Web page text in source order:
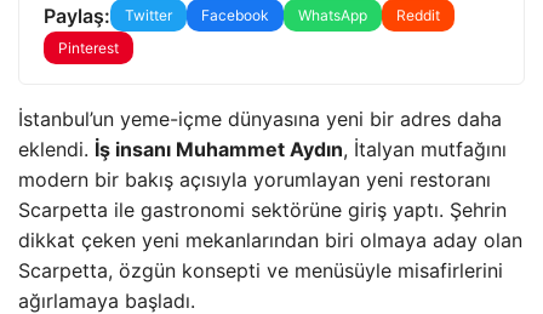
Paylaş: Twitter Facebook WhatsApp
Reddit
Pinterest
İstanbul’un yeme-içme dünyasına yeni bir adres daha
eklendi. İş insanı Muhammet Aydın, İtalyan mutfağını
modern bir bakış açısıyla yorumlayan yeni restoranı
Scarpetta ile gastronomi sektörüne giriş yaptı. Şehrin
dikkat çeken yeni mekanlarından biri olmaya aday olan
Scarpetta, özgün konsepti ve menüsüyle misafirlerini
ağırlamaya başladı.